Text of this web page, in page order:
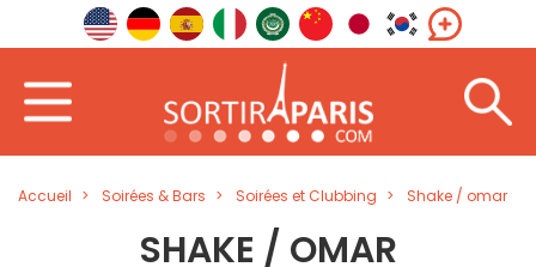
Accueil Soirées & Bars Soirées et Clubbing Shake / omar
SHAKE / OMAR